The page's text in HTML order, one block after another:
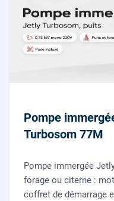
Pompe
Turbosom 77M
Pompe immergée
forage ou citerne :
coffret de démarrage